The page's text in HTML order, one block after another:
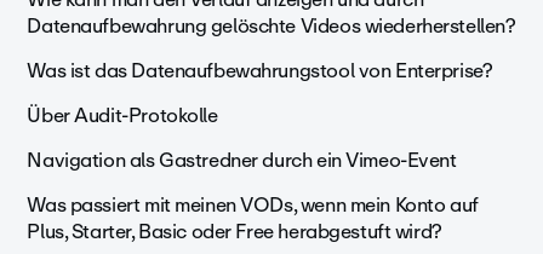
Datenaufbewahrung gelöschte Videos wiederherstellen?
Was ist das Datenaufbewahrungstool von Enterprise?
Über Audit-Protokolle
Navigation als Gastredner durch ein Vimeo-Event
Was passiert mit meinen VODs, wenn mein Konto auf
Plus, Starter, Basic oder Free herabgestuft wird?